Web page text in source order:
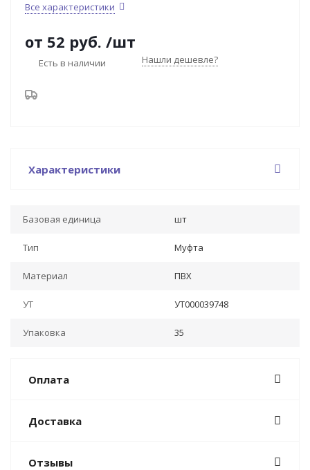
Все характеристики
от 52 руб. /шт
Есть в наличии Нашли дешевле?
Характеристики
Базовая единица шт
Тип Муфта
Материал ПВХ
УТ УТ000039748
Упаковка 35
Оплата
Доставка
Отзывы